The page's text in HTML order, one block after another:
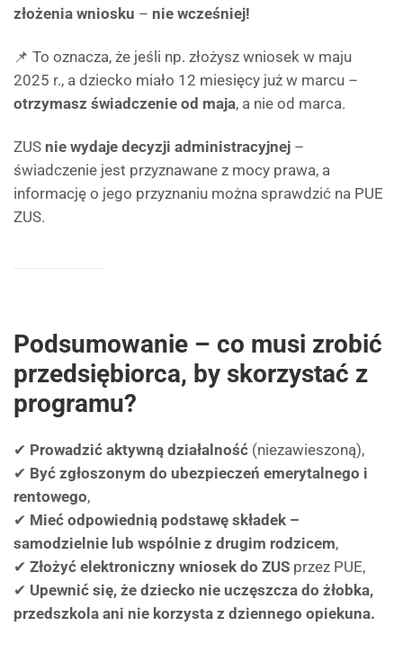
złożenia wniosku – nie wcześniej!
📌 To oznacza, że jeśli np. złożysz wniosek w maju
2025 r., a dziecko miało 12 miesięcy już w marcu –
otrzymasz świadczenie od maja, a nie od marca.
ZUS nie wydaje decyzji administracyjnej –
świadczenie jest przyznawane z mocy prawa, a
informację o jego przyznaniu można sprawdzić na PUE
ZUS.
Podsumowanie – co musi zrobić
przedsiębiorca, by skorzystać z
programu?
✔ Prowadzić aktywną działalność (niezawieszoną),
✔ Być zgłoszonym do ubezpieczeń emerytalnego i
rentowego,
✔ Mieć odpowiednią podstawę składek –
samodzielnie lub wspólnie z drugim rodzicem,
✔ Złożyć elektroniczny wniosek do ZUS przez PUE,
✔ Upewnić się, że dziecko nie uczęszcza do żłobka,
przedszkola ani nie korzysta z dziennego opiekuna.